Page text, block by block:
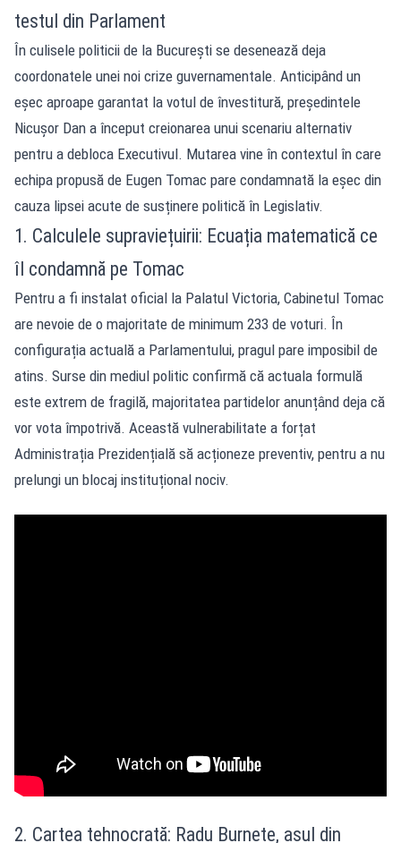
testul din Parlament
În culisele politicii de la București se desenează deja
coordonatele unei noi crize guvernamentale. Anticipând un
eșec aproape garantat la votul de învestitură, președintele
Nicușor Dan a început creionarea unui scenariu alternativ
pentru a debloca Executivul. Mutarea vine în contextul în care
echipa propusă de Eugen Tomac pare condamnată la eșec din
cauza lipsei acute de susținere politică în Legislativ.
1. Calculele supraviețuirii: Ecuația matematică ce
îl condamnă pe Tomac
Pentru a fi instalat oficial la Palatul Victoria, Cabinetul Tomac
are nevoie de o majoritate de minimum 233 de voturi. În
configurația actuală a Parlamentului, pragul pare imposibil de
atins. Surse din mediul politic confirmă că actuala formulă
este extrem de fragilă, majoritatea partidelor anunțând deja că
vor vota împotrivă. Această vulnerabilitate a forțat
Administrația Prezidențială să acționeze preventiv, pentru a nu
prelungi un blocaj instituțional nociv.
2. Cartea tehnocrată: Radu Burnete, asul din